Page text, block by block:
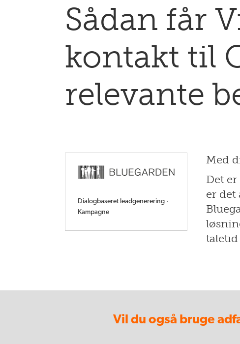
Sådan får
kontakt til
relevante
Dialogbaseret leadgenerering ·
Kampagne
Med
Det
er det
taletid
Vil du også bruge